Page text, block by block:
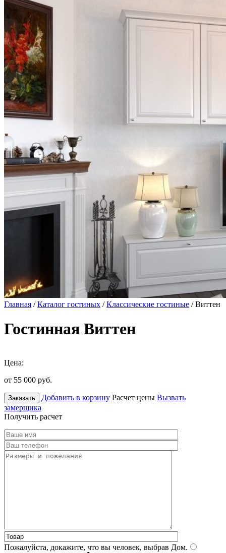
Главная /Каталог гостиных /Классические гостиные / Виттен
Гостинная Виттен
Цена:
от 55 000 руб.
Заказать Добавить в корзину Расчет цены Вызвать
замерщика
Получить расчет
Пожалуйста, докажите, что вы человек, выбрав Дом.